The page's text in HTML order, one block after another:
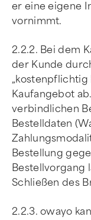
er eine eigene
vornimmt.
2.2.2. Bei dem
der Kunde
„kostenpflichtig
Kaufangebot
verbindlichen
Bestelldaten
Bestellung
Bestellvorgang
Schließen des
2.2.3. owayo